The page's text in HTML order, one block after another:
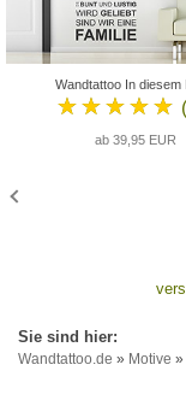
Wandtattoo In diesem
★★★★★
ab 39,95 EUR
Wandtattoo.de » Motive »